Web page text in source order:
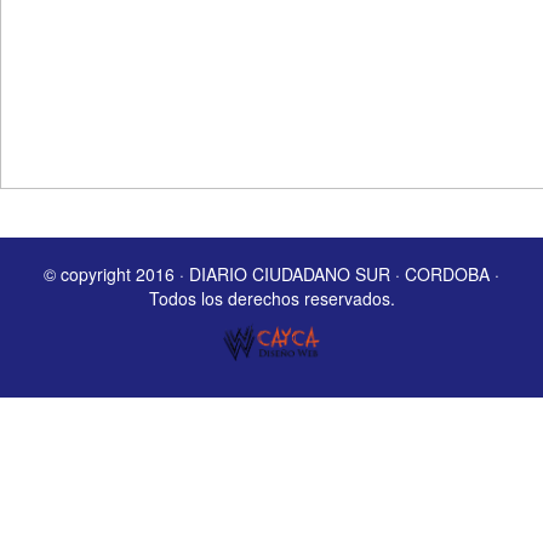
© copyright 2016 · DIARIO CIUDADANO SUR · CORDOBA ·
Todos los derechos reservados.